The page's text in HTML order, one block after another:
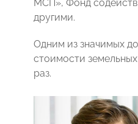
МСП», Фонд
другими.
Одним из значимых
стоимости
раз.